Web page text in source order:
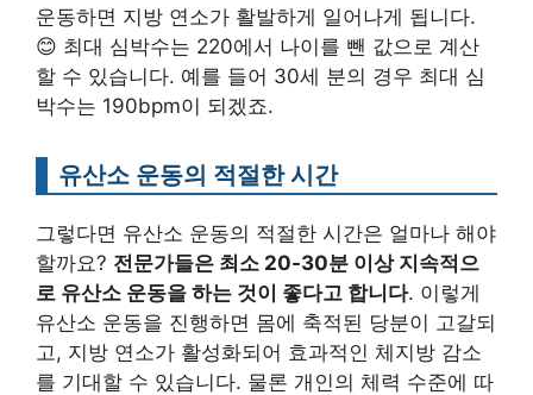
운동하면 지방 연소가 활발하게 일어나게 됩니다.
😊 최대 심박수는 220에서 나이를 뺀 값으로 계산
할 수 있습니다. 예를 들어 30세 분의 경우 최대 심
박수는 190bpm이 되겠죠.
유산소 운동의 적절한 시간
그렇다면 유산소 운동의 적절한 시간은 얼마나 해야
할까요? 전문가들은 최소 20-30분 이상 지속적으
로 유산소 운동을 하는 것이 좋다고 합니다. 이렇게
유산소 운동을 진행하면 몸에 축적된 당분이 고갈되
고, 지방 연소가 활성화되어 효과적인 체지방 감소
를 기대할 수 있습니다. 물론 개인의 체력 수준에 따